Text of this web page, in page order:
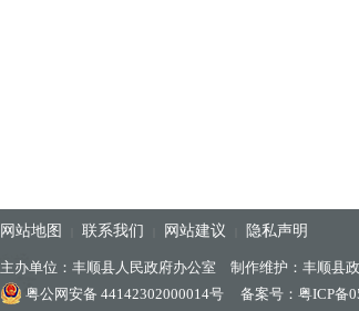
网站地图 联系我们 网站建议 隐私声明
主办单位：丰顺县人民政府办公室 制作维护：丰顺县
粤公网安备 44142302000014号
备案号：粤ICP备